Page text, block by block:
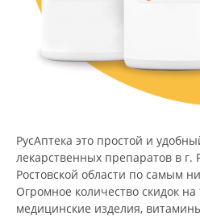
РусАптека это простой и
лекарственных препаратов в г.
Ростовской области по самым
Огромное количество скидок на
медицинские изделия,